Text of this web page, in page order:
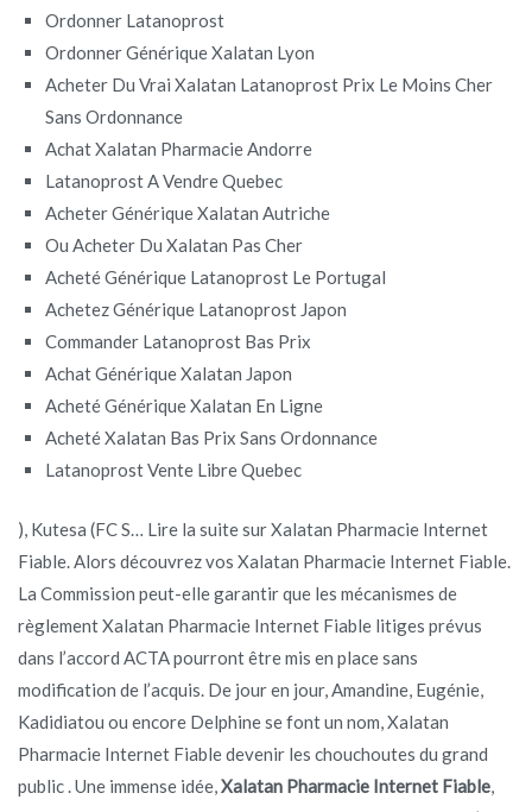
Ordonner Latanoprost
Ordonner Générique Xalatan Lyon
Acheter Du Vrai Xalatan Latanoprost Prix Le Moins Cher
Sans Ordonnance
Achat Xalatan Pharmacie Andorre
Latanoprost A Vendre Quebec
Acheter Générique Xalatan Autriche
Ou Acheter Du Xalatan Pas Cher
Acheté Générique Latanoprost Le Portugal
Achetez Générique Latanoprost Japon
Commander Latanoprost Bas Prix
Achat Générique Xalatan Japon
Acheté Générique Xalatan En Ligne
Acheté Xalatan Bas Prix Sans Ordonnance
Latanoprost Vente Libre Quebec
), Kutesa (FC S… Lire la suite sur Xalatan Pharmacie Internet
Fiable. Alors découvrez vos Xalatan Pharmacie Internet Fiable.
La Commission peut-elle garantir que les mécanismes de
règlement Xalatan Pharmacie Internet Fiable litiges prévus
dans l’accord ACTA pourront être mis en place sans
modification de l’acquis. De jour en jour, Amandine, Eugénie,
Kadidiatou ou encore Delphine se font un nom, Xalatan
Pharmacie Internet Fiable devenir les chouchoutes du grand
public . Une immense idée, Xalatan Pharmacie Internet Fiable